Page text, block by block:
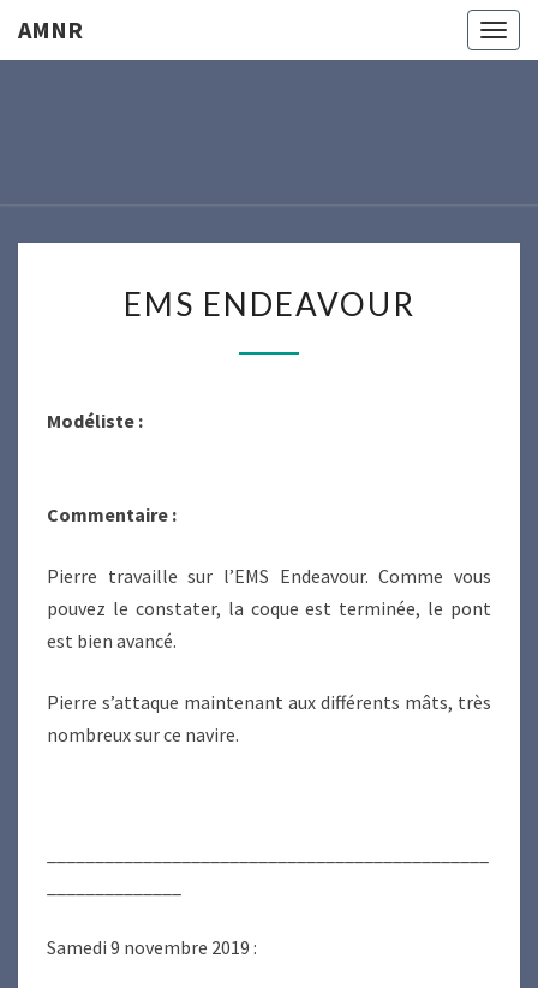
AMNR
ENDEAVOUR
EMS ENDEAVOUR
Modéliste :
Commentaire :
Pierre travaille sur l’EMS Endeavour. Comme vous
pouvez le constater, la coque est terminée, le pont
est bien avancé.
Pierre s’attaque maintenant aux différents mâts, très
nombreux sur ce navire.
Samedi 9 novembre 2019 :